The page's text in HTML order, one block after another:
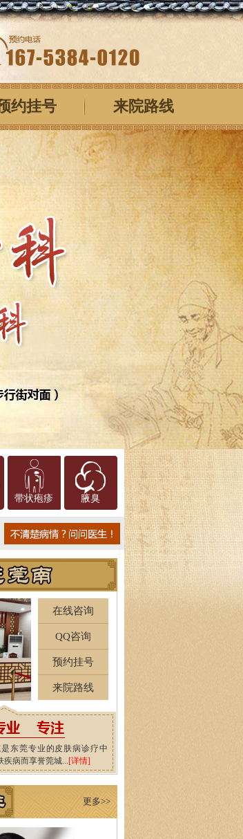
约挂号 来院路线
带状疱疹 腋臭
在线咨询
QQ咨询
预约挂号
来院路线
东莞专业的皮肤病诊疗中
疾病而享誉莞城...[详情]
更多>>